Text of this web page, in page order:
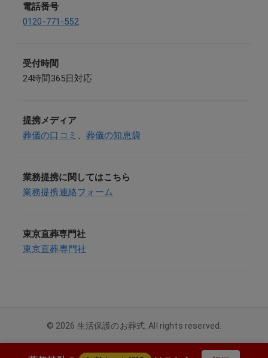
電話番号
0120-771-552
受付時間
24時間365日対応
提携メディア
葬儀の口コミ 、葬儀の知恵袋
業務提携に関してはこちら
業務提携連絡フォーム
東京直葬専門社
東京直葬専門社
© 2026 生活保護のお葬式. All rights reserved.